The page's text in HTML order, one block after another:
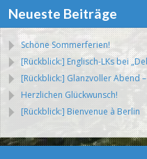
Neueste Beiträge
Schöne Sommerferien!
[Rückblick:] Englisch-LKs bei
[Rückblick:] Glanzvoller Abend
Herzlichen Glückwunsch!
[Rückblick:] Bienvenue à Berlin